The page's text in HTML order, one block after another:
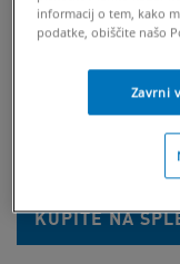
KUPITE NA
informacij o tem, kako
podatke, obiščite našo
Zavrni